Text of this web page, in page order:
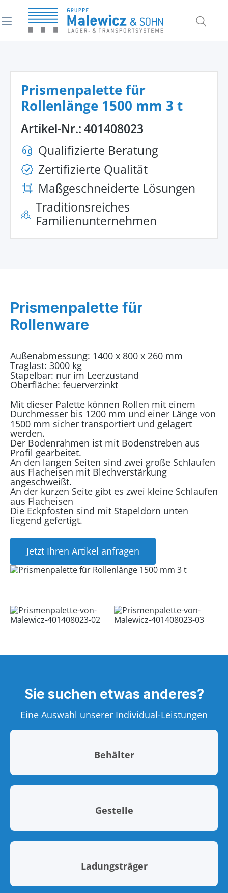
springen
Prismenpalette für
Rollenlänge 1500 mm 3 t
Artikel-Nr.:401408023
Qualifizierte Beratung
Zertifizierte Qualität
Maßgeschneiderte Lösungen
Traditionsreiches
Familienunternehmen
Prismenpalette für
Rollenware
Außenabmessung: 1400 x 800 x 260 mm
Traglast: 3000 kg
Stapelbar: nur im Leerzustand
Oberfläche: feuerverzinkt
Mit dieser Palette können Rollen mit einem
Durchmesser bis 1200 mm und einer Länge von
1500 mm sicher transportiert und gelagert
werden.
Der Bodenrahmen ist mit Bodenstreben aus
Profil gearbeitet.
An den langen Seiten sind zwei große Schlaufen
aus Flacheisen mit Blechverstärkung
angeschweißt.
An der kurzen Seite gibt es zwei kleine Schlaufen
aus Flacheisen
Die Eckpfosten sind mit Stapeldorn unten
liegend gefertigt.
Jetzt Ihren Artikel anfragen
Sie suchen etwas anderes?
Eine Auswahl unserer Individual-Leistungen
Behälter
Gestelle
Ladungsträger